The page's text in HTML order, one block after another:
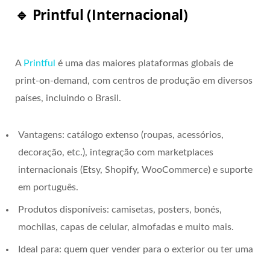
🔹 Printful (Internacional)
A Printful é uma das maiores plataformas globais de
print-on-demand, com centros de produção em diversos
países, incluindo o Brasil.
Vantagens: catálogo extenso (roupas, acessórios,
decoração, etc.), integração com marketplaces
internacionais (Etsy, Shopify, WooCommerce) e suporte
em português.
Produtos disponíveis: camisetas, posters, bonés,
mochilas, capas de celular, almofadas e muito mais.
Ideal para: quem quer vender para o exterior ou ter uma